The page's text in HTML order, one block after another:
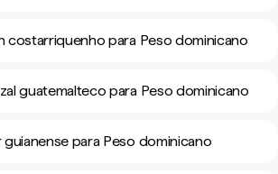
costarriquenho para Peso dominicano
guatemalteco para Peso dominicano
guianense para Peso dominicano